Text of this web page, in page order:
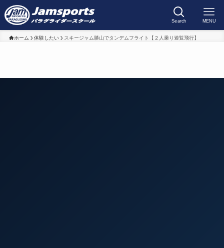
Search MENU
ホーム 体験したい スキージャム勝山でタンデムフライト【２人乗り遊覧飛行】